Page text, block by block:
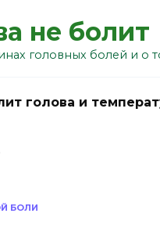
не болит
головных болей и о
голова и
БОЛИ